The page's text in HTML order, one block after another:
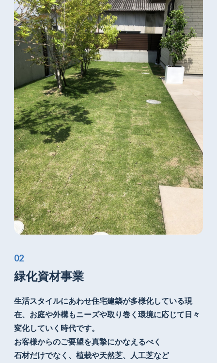
緑化資材事業
生活スタイルにあわせ住宅建築が多様化している現
在、お庭や外構もニーズや取り巻く環境に応じて日々
変化していく時代です。
お客様からのご要望を真摯にかなえるべく
石材だけでなく、植栽や天然芝、人工芝など